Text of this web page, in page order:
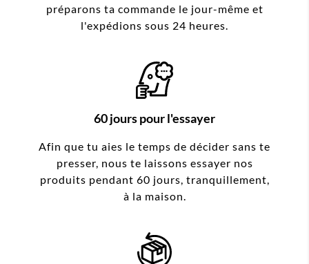
préparons ta commande le jour-même et
l'expédions sous 24 heures.
60 jours pour l'essayer
Afin que tu aies le temps de décider sans te
presser, nous te laissons essayer nos
produits pendant 60 jours, tranquillement,
à la maison.